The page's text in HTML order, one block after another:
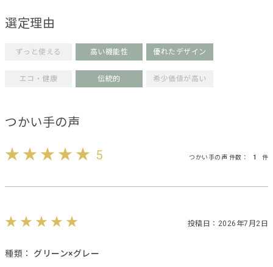
選定理由
ずっと使える 高い機能性 優れたデザイン
エコ・健康 伝統的 希少価値が高い
つかい手の声
5 つかい手の声 件数： 1 件
投稿日：2026年7月2日
種類： グリーン×グレー